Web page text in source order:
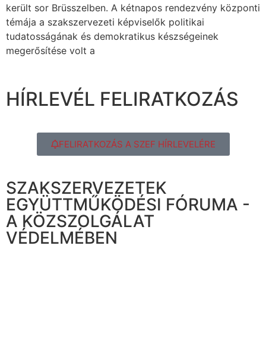
került sor Brüsszelben. A kétnapos rendezvény központi
témája a szakszervezeti képviselők politikai
tudatosságának és demokratikus készségeinek
megerősítése volt a
HÍRLEVÉL FELIRATKOZÁS
FELIRATKOZÁS A SZEF HÍRLEVELÉRE
SZAKSZERVEZETEK
EGYÜTTMŰKÖDÉSI FÓRUMA -
A KÖZSZOLGÁLAT
VÉDELMÉBEN